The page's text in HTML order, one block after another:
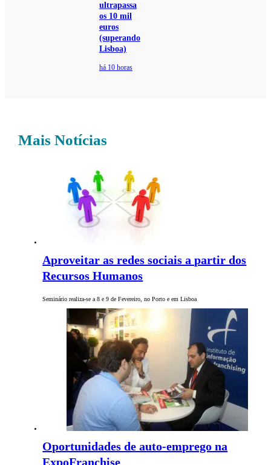
ultrapassa
os 10 mil
euros
(superando
Lisboa)
há 10 horas
Mais Notícias
Aproveitar as redes sociais a partir dos
Recursos Humanos
Seminário realiza-se a 8 e 9 de Fevereiro, no Porto e em Lisboa
Oportunidades de auto-emprego na
ExpoFranchise